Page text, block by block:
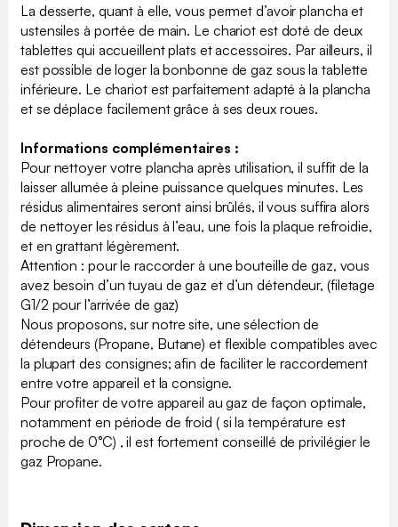
La desserte, quant à elle, vous permet d’avoir plancha et
ustensiles à portée de main. Le chariot est doté de deux
tablettes qui accueillent plats et accessoires. Par ailleurs, il
est possible de loger la bonbonne de gaz sous la tablette
inférieure. Le chariot est parfaitement adapté à la plancha
et se déplace facilement grâce à ses deux roues.
Informations complémentaires :
Pour nettoyer votre plancha après utilisation, il suffit de la
laisser allumée à pleine puissance quelques minutes. Les
résidus alimentaires seront ainsi brûlés, il vous suffira alors
de nettoyer les résidus à l’eau, une fois la plaque refroidie,
et en grattant légèrement.
Attention : pour le raccorder à une bouteille de gaz, vous
avez besoin d’un tuyau de gaz et d’un détendeur, (filetage
G1/2 pour l’arrivée de gaz)
Nous proposons, sur notre site, une sélection de
détendeurs (Propane, Butane) et flexible compatibles avec
la plupart des consignes; afin de faciliter le raccordement
entre votre appareil et la consigne.
Pour profiter de votre appareil au gaz de façon optimale,
notamment en période de froid ( si la température est
proche de 0°C) , il est fortement conseillé de privilégier le
gaz Propane.